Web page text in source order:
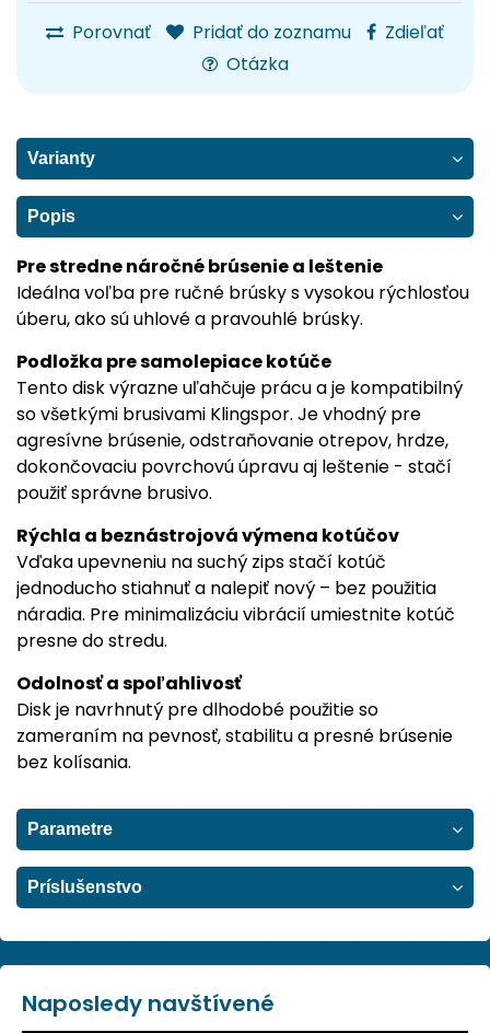
Porovnať Pridať do zoznamu
Zdieľať
Otázka
Varianty
Popis
Pre stredne náročné brúsenie a leštenie
Ideálna voľba pre ručné brúsky s vysokou rýchlosťou
úberu, ako sú uhlové a pravouhlé brúsky.
Podložka pre samolepiace kotúče
Tento disk výrazne uľahčuje prácu a je kompatibilný
so všetkými brusivami Klingspor. Je vhodný pre
agresívne brúsenie, odstraňovanie otrepov, hrdze,
dokončovaciu povrchovú úpravu aj leštenie - stačí
použiť správne brusivo.
Rýchla a beznástrojová výmena kotúčov
Vďaka upevneniu na suchý zips stačí kotúč
jednoducho stiahnuť a nalepiť nový – bez použitia
náradia. Pre minimalizáciu vibrácií umiestnite kotúč
presne do stredu.
Odolnosť a spoľahlivosť
Disk je navrhnutý pre dlhodobé použitie so
zameraním na pevnosť, stabilitu a presné brúsenie
bez kolísania.
Parametre
Príslušenstvo
Naposledy navštívené